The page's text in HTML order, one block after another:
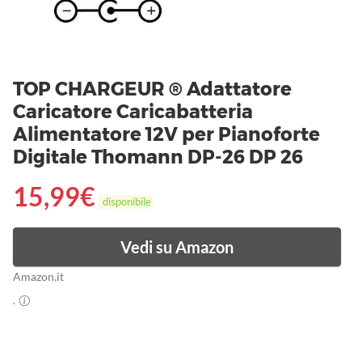
TOP CHARGEUR ® Adattatore
Caricatore Caricabatteria
Alimentatore 12V per Pianoforte
Digitale Thomann DP-26 DP 26
15,99€ disponibile
Vedi su Amazon
Amazon.it
.